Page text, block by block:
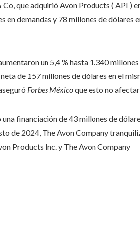
Co, que adquirió Avon Products ( API )
en demandas y 78 millones de dólares
un 5,4 % hasta 1.340
de 157 millones de dólares en el
Forbes Méxicoque esto no
financiación de 43 millones de
de 2024, The Avon Company
Products Inc. y The Avon Company